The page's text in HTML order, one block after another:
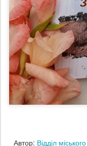
Автор: Відділ